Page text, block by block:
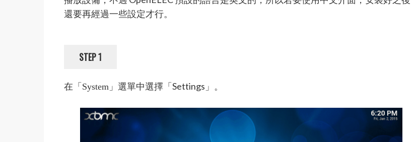
還要再經過一些設定才行。
STEP 1
在 「System」 選單中選擇「Settings」。